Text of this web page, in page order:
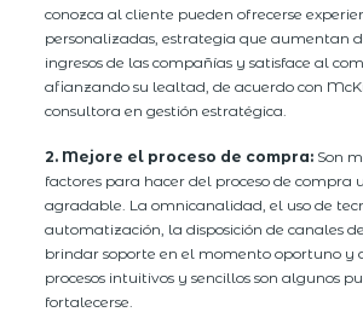
conozca al cliente pueden ofrecerse
personalizadas, estrategia que aumentan
ingresos de las compañías y satisface al
afianzando su lealtad, de acuerdo con
consultora en gestión estratégica.
2. Mejore el proceso de compra: Son
factores para hacer del proceso de compra
agradable. La omnicanalidad, el uso de
automatización, la disposición de canales
brindar soporte en el momento oportuno y
procesos intuitivos y sencillos son algunos
fortalecerse.